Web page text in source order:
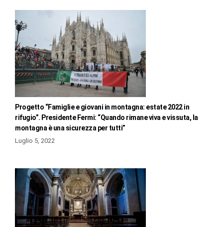
Progetto “Famiglie e giovani in montagna: estate 2022 in
rifugio”. Presidente Fermi: “Quando rimane viva e vissuta, la
montagna è una sicurezza per tutti”
Luglio 5, 2022